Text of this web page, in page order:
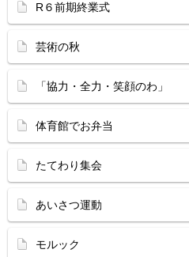
R６前期終業式
芸術の秋
「協力・全力・笑顔のわ」
体育館でお弁当
たてわり集会
あいさつ運動
モルック